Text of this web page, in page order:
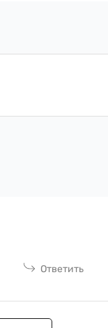
Ответить